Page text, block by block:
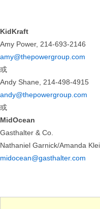
KidKraft
Amy Power, 214-693-2146
amy@thepowergroup.com
或
Andy Shane, 214-498-4915
andy@thepowergroup.com
或
MidOcean
Gasthalter & Co.
Nathaniel Garnick/Amanda
midocean@gasthalter.com